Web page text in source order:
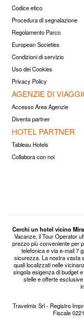
Codice etico
Procedura di segnalazione
Regolamento Parco
European Societies
Condizioni di servizio
Uso dei Cookies
Privacy Policy
AGENZIE DI
Accesso Area Agenzie
Diventa partner
HOTEL PARTNER
Tableau Hotels
Collabora con noi
Cerchi un hotel vicino
Vacanze, il Tour Operator
prezzo più conveniente per
telefonica e via e-mail 7
sicurezza. La nostra vasta
quali localizzati nelle
singola esigenza di budget
stelle e offerte
Travelmix Srl - Registro
Fiscale